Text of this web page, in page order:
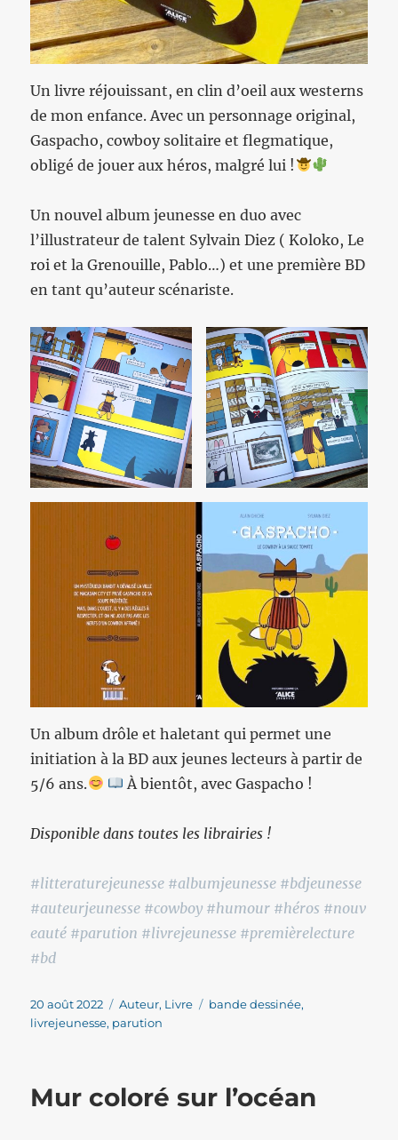
Un livre réjouissant, en clin d’oeil aux westerns
de mon enfance. Avec un personnage original,
Gaspacho, cowboy solitaire et flegmatique,
obligé de jouer aux héros, malgré lui !
Un nouvel album jeunesse en duo avec
l’illustrateur de talent Sylvain Diez ( Koloko, Le
roi et la Grenouille, Pablo…) et une première BD
en tant qu’auteur scénariste.
Un album drôle et haletant qui permet une
initiation à la BD aux jeunes lecteurs à partir de
5/6 ans.
À bientôt, avec Gaspacho !
Disponible dans toutes les librairies !
#litteraturejeunesse #albumjeunesse #bdjeunesse
#auteurjeunesse #cowboy #humour #héros #nouv
eauté #parution #livrejeunesse #premièrelecture
#bd
Publié
le
20 août 2022 Catégories
Auteur, Livre Étiquettes
bande dessinée,
livrejeunesse, parution
Mur coloré sur l’océan